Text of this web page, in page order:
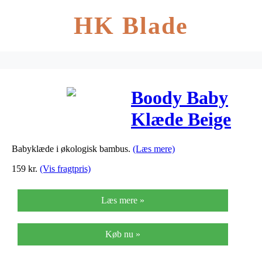
HK Blade
Boody Baby
Klæde Beige
100 X100cm –
Babyklæde i økologisk bambus. (Læs mere)
159 kr. (Vis fragtpris)
Læs mere »
Køb nu »